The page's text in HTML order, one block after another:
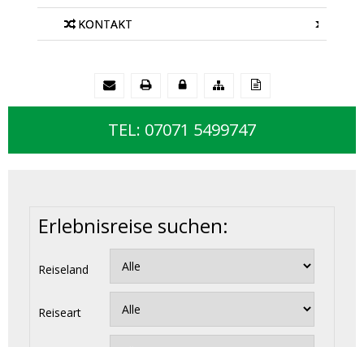
KONTAKT
TEL: 07071 5499747
Erlebnisreise suchen:
Reiseland
Reiseart